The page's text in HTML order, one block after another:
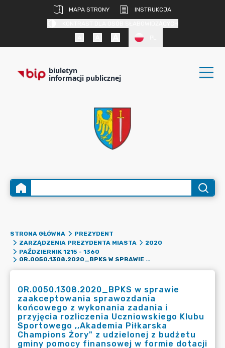
MAPA STRONY
INSTRUKCJA
biuletyn
informacji publicznej
STRONA GŁÓWNA
PREZYDENT
ZARZĄDZENIA PREZYDENTA MIASTA
2020
PAŹDZIERNIK 1215 - 1360
OR.0050.1308.2020_BPKS W SPRAWIE ZAAKCEPTOWANIA SPRAWOZDANIA KOŃCOWEGO Z WYKONANIA ZADANIA I PRZYJĘCIA ROZLICZENIA UCZNIOWSKIEGO KLUBU SPORTOWEGO ,,AKADEMIA PIŁKARSKA CHAMPIONS ŻORY" Z UDZIELONEJ Z BUDŻETU GMINY POMOCY FINANSOWEJ W FORMIE DOTACJI CELOWEJ
OR.0050.1308.2020_BPKS w sprawie
zaakceptowania sprawozdania
końcowego z wykonania zadania i
przyjęcia rozliczenia Uczniowskiego Klubu
Sportowego ,,Akademia Piłkarska
Champions Żory" z udzielonej z budżetu
gminy pomocy finansowej w formie dotacji